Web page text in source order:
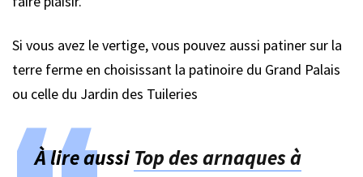
Si vous avez le vertige, vous pouvez aussi patiner sur la
terre ferme en choisissant la patinoire du Grand Palais
ou celle du Jardin des Tuileries
À lire aussiTop des arnaques à